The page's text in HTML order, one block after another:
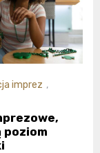
imprez ,